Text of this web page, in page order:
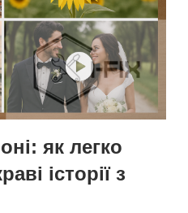
як легко
історії з